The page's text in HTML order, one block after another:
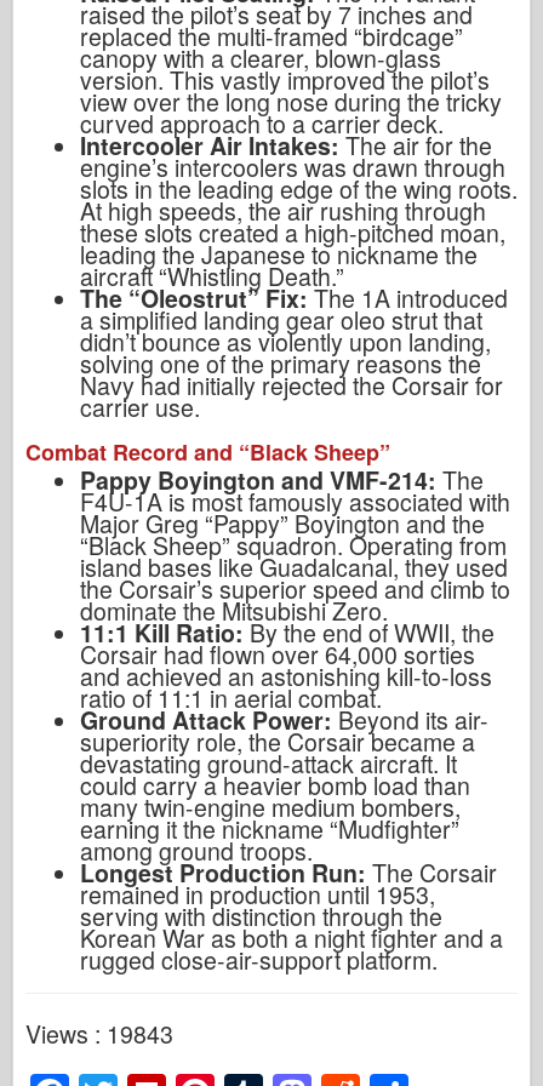
raised the pilot’s seat by 7 inches and
replaced the multi-framed “birdcage”
canopy with a clearer, blown-glass
version. This vastly improved the pilot’s
view over the long nose during the tricky
curved approach to a carrier deck.
Intercooler Air Intakes: The air for the
engine’s intercoolers was drawn through
slots in the leading edge of the wing roots.
At high speeds, the air rushing through
these slots created a high-pitched moan,
leading the Japanese to nickname the
aircraft “Whistling Death.”
The “Oleostrut” Fix: The 1A introduced
a simplified landing gear oleo strut that
didn’t bounce as violently upon landing,
solving one of the primary reasons the
Navy had initially rejected the Corsair for
carrier use.
Combat Record and “Black Sheep”
Pappy Boyington and VMF-214: The
F4U-1A is most famously associated with
Major Greg “Pappy” Boyington and the
“Black Sheep” squadron. Operating from
island bases like Guadalcanal, they used
the Corsair’s superior speed and climb to
dominate the Mitsubishi Zero.
11:1 Kill Ratio: By the end of WWII, the
Corsair had flown over 64,000 sorties
and achieved an astonishing kill-to-loss
ratio of 11:1 in aerial combat.
Ground Attack Power: Beyond its air-
superiority role, the Corsair became a
devastating ground-attack aircraft. It
could carry a heavier bomb load than
many twin-engine medium bombers,
earning it the nickname “Mudfighter”
among ground troops.
Longest Production Run: The Corsair
remained in production until 1953,
serving with distinction through the
Korean War as both a night fighter and a
rugged close-air-support platform.
Views : 19843